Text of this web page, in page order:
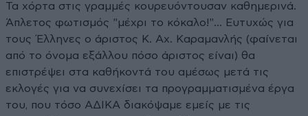
Τα χόρτα στις γραμμές κουρευόντουσαν καθημερινά.
Άπλετος φωτισμός "μέχρι το κόκαλο!"... Ευτυχώς για
τους Έλληνες ο άριστος Κ. Αχ. Καραμανλής (φαίνεται
από το όνομα εξάλλου πόσο άριστος είναι) θα
επιστρέψει στα καθήκοντά του αμέσως μετά τις
εκλογές για να συνεχίσει τα προγραμματισμένα έργα
του, που τόσο ΑΔΙΚΑ διακόψαμε εμείς με τις